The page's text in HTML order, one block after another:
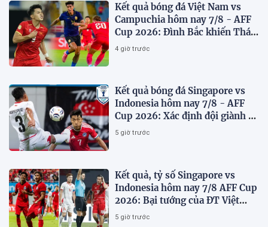
Kết quả bóng đá Việt Nam vs
Campuchia hôm nay 7/8 - AFF
Cup 2026: Đình Bắc khiến Thái
Lan run sợ
4 giờ trước
Kết quả bóng đá Singapore vs
Indonesia hôm nay 7/8 - AFF
Cup 2026: Xác định đội giành vé
Bán kết
5 giờ trước
Kết quả, tỷ số Singapore vs
Indonesia hôm nay 7/8 AFF Cup
2026: Bại tướng của ĐT Việt
nam dừng bước sớm
5 giờ trước